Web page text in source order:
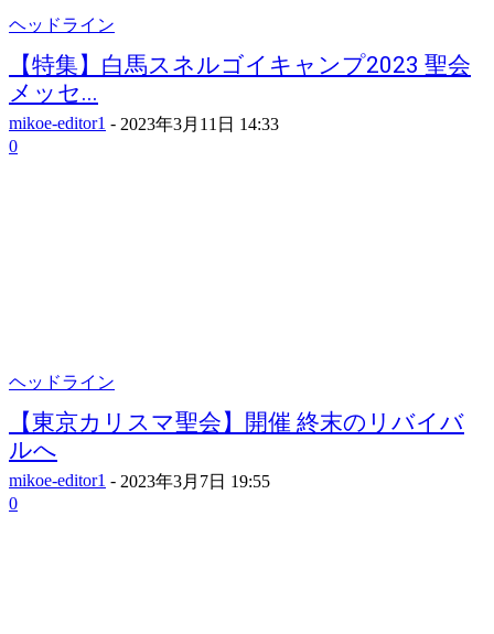
ヘッドライン
【特集】白馬スネルゴイキャンプ2023 聖会
メッセ...
mikoe-editor1 - 2023年3月11日 14:33
0
ヘッドライン
【東京カリスマ聖会】開催 終末のリバイバ
ルへ
mikoe-editor1 - 2023年3月7日 19:55
0